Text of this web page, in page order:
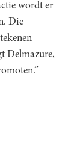
wordt er
Die
Delmazure,